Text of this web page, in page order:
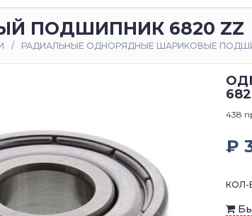
ПОДШИПНИК 6820 ZZ
РАДИАЛЬНЫЕ ОДНОРЯДНЫЕ ШАРИКОВЫЕ
438
₽
КОЛ-